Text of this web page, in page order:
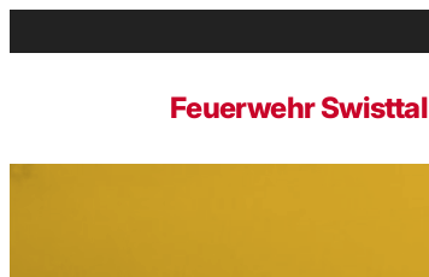
Inhalt
Feuerwehr Swisttal